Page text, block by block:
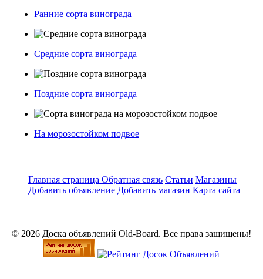
Ранние сорта винограда
Средние сорта винограда
Поздние сорта винограда
На морозостойком подвое
Главная страница Обратная связь Статьи Магазины
Добавить объявление Добавить магазин Карта сайта
© 2026 Доска объявлений Old-Board. Все права защищены!